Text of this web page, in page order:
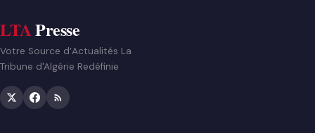
LTAPresse
Votre Source d’Actualités La
Tribune d'Algérie Redéfinie